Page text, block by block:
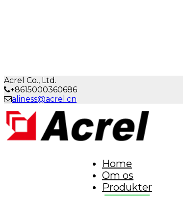
Acrel Co., Ltd.
+8615000360686
aliness@acrel.cn
Home
Om os
Produkter